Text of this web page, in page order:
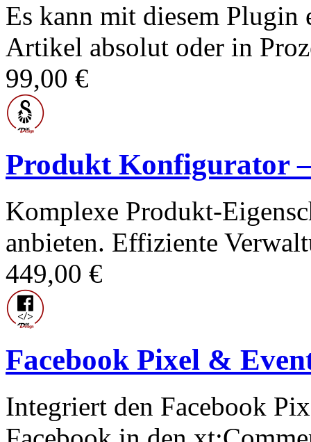
Es kann mit diesem Plugin
Artikel absolut oder in
99,00 €
Produkt Konfigurator
Komplexe Produkt-
anbieten. Effiziente
449,00 €
Facebook Pixel &
Integriert den Facebook